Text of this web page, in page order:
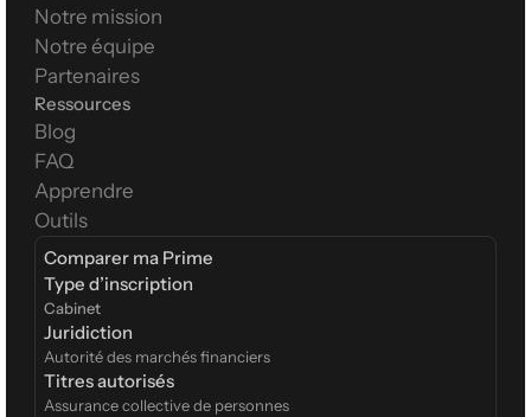
Notre mission
Notre équipe
Partenaires
Ressources
Blog
FAQ
Apprendre
Outils
Comparer ma Prime
Type d’inscription
Cabinet
Juridiction
Autorité des marchés financiers
Titres autorisés
Assurance collective de personnes